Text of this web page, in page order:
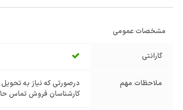
مشخصات عمومی
گارانتی
ملاحظات مهم
درصورتی که نیاز به تحویل
کارشناسان فروش تماس